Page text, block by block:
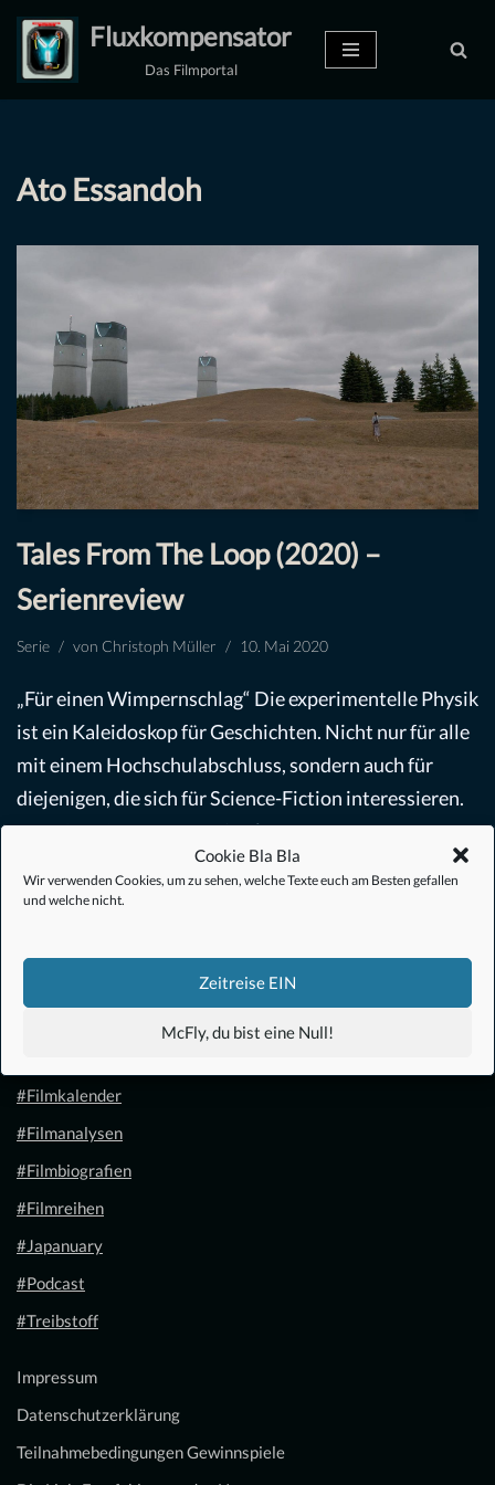
Cookie Bla Bla
Wir verwenden Cookies, um zu sehen, welche Texte euch am Besten gefallen
und welche nicht.
Zeitreise EIN
McFly, du bist eine Null!
Zum
Inhalt
Fluxkompensator
Das Filmportal
Ato Essandoh
Tales From The Loop (2020) –
Serienreview
Serie von Christoph Müller 10. Mai 2020
„Für einen Wimpernschlag“ Die experimentelle Physik
ist ein Kaleidoskop für Geschichten. Nicht nur für alle
mit einem Hochschulabschluss, sondern auch für
diejenigen, die sich für Science-Fiction interessieren.
TALES FROM THE…Weiterlesen »
#Filmkalender
#Filmanalysen
#Filmbiografien
#Filmreihen
#Japanuary
#Podcast
#Treibstoff
Impressum
Datenschutzerklärung
Teilnahmebedingungen Gewinnspiele